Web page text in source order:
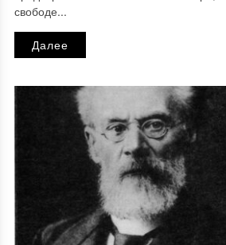
свободе...
Далее